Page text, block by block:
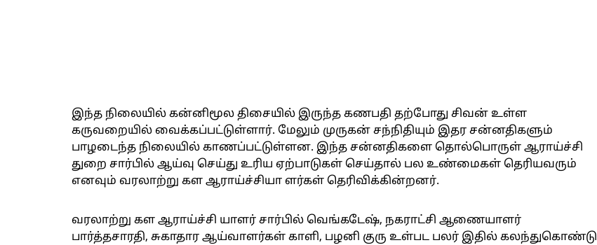
இந்த நிலையில் கன்னிமூல திசையில் இருந்த கணபதி தற்போது சிவன் உள்ள
கருவறையில் வைக்கப்பட்டுள்ளார். மேலும் முருகன் சந்நிதியும் இதர சன்னதிகளும்
பாழடைந்த நிலையில் காணப்பட்டுள்ளன. இந்த சன்னதிகளை தொல்பொருள் ஆராய்ச்சி
துறை சார்பில் ஆய்வு செய்து உரிய ஏற்பாடுகள் செய்தால் பல உண்மைகள் தெரியவரும்
எனவும் வரலாற்று கள ஆராய்ச்சியா ளர்கள் தெரிவிக்கின்றனர்.
வரலாற்று கள ஆராய்ச்சி யாளர் சார்பில் வெங்கடேஷ், நகராட்சி ஆணையாளர்
பார்த்தசாரதி, சுகாதார ஆய்வாளர்கள் காளி, பழனி குரு உள்பட பலர் இதில் கலந்துகொண்டு